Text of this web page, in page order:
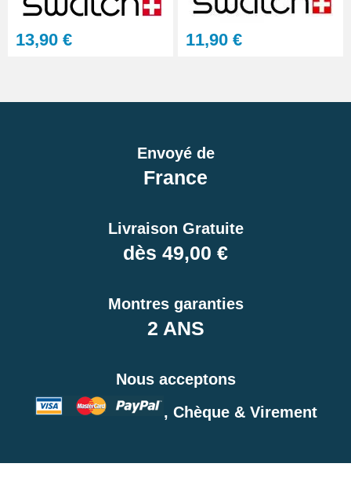
13,90 € 11,90 €
Envoyé de
France
Livraison Gratuite
dès 49,00 €
Montres garanties
2 ANS
Nous acceptons
, Chèque & Virement